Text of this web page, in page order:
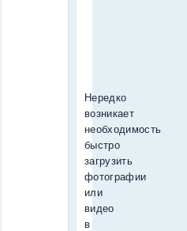
Нередко
возникает
необходимость
быстро
загрузить
фотографии
или
видео
в